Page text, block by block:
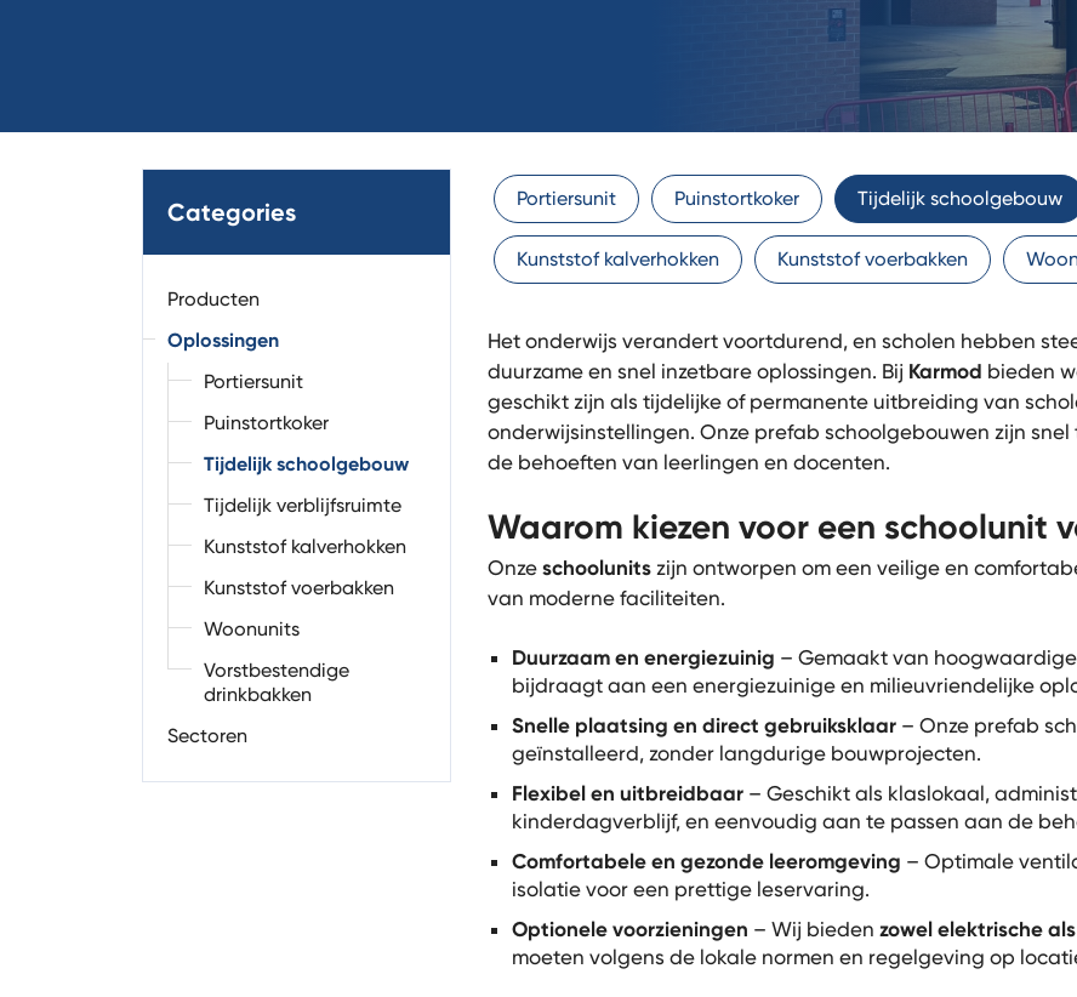
Categories
Producten
Oplossingen
Portiersunit
Puinstortkoker
Tijdelijk schoolgebouw
Tijdelijk verblijfsruimte
Kunststof kalverhokken
Kunststof voerbakken
Woonunits
Vorstbestendige
drinkbakken
Sectoren
Portiersunit Puinstortkoker Tijdelijk schoolgebouw
Kunststof kalverhokken Kunststof voerbakken
Het onderwijs verandert voortdurend, en scholen hebben
duurzame en snel inzetbare oplossingen. Bij Karmod bieden
geschikt zijn als tijdelijke of permanente uitbreiding van
onderwijsinstellingen. Onze prefab schoolgebouwen zijn
de behoeften van leerlingen en docenten.
Waarom kiezen voor een schoolunit
Onze schoolunits zijn ontworpen om een veilige en
van moderne faciliteiten.
Duurzaam en energiezuinig – Gemaakt van
bijdraagt aan een energiezuinige en milieuvriendelijke
Snelle plaatsing en direct gebruiksklaar – Onze prefab
geïnstalleerd, zonder langdurige bouwprojecten.
Flexibel en uitbreidbaar – Geschikt als klaslokaal,
kinderdagverblijf, en eenvoudig aan te passen aan de
Comfortabele en gezonde leeromgeving – Optimale
isolatie voor een prettige leservaring.
Optionele voorzieningen – Wij bieden zowel elektrische
moeten volgens de lokale normen en regelgeving op